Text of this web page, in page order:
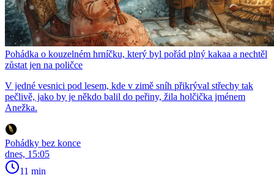
Pohádka o kouzelném hrníčku, který byl pořád plný kakaa a nechtěl
zůstat jen na poličce
V jedné vesnici pod lesem, kde v zimě sníh přikrýval střechy tak
pečlivě, jako by je někdo balil do peřiny, žila holčička jménem
Anežka.
Pohádky bez konce
dnes, 15:05
11 min